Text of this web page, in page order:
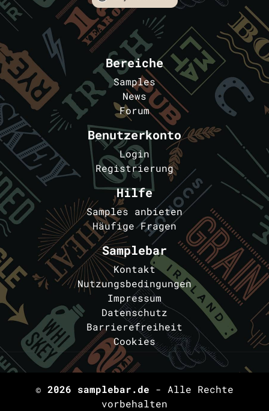
Bereiche
Samples
News
Forum
Benutzerkonto
Login
Registrierung
Hilfe
Samples anbieten
Häufige Fragen
Samplebar
Kontakt
Nutzungsbedingungen
Impressum
Datenschutz
Barrierefreiheit
Cookies
© 2026 samplebar.de - Alle Rechte
vorbehalten